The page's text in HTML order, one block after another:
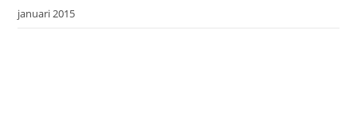
januari 2015